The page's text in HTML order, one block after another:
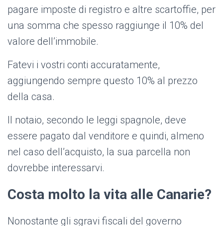
pagare imposte di registro e altre scartoffie, per
una somma che spesso raggiunge il 10% del
valore dell’immobile.
Fatevi i vostri conti accuratamente,
aggiungendo sempre questo 10% al prezzo
della casa.
Il notaio, secondo le leggi spagnole, deve
essere pagato dal venditore e quindi, almeno
nel caso dell’acquisto, la sua parcella non
dovrebbe interessarvi.
Costa molto la vita alle Canarie?
Nonostante gli sgravi fiscali del governo